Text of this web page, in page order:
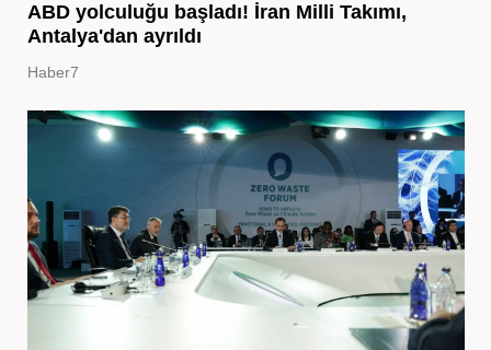
ABD yolculuğu başladı! İran Milli Takımı,
Antalya'dan ayrıldı
Haber7